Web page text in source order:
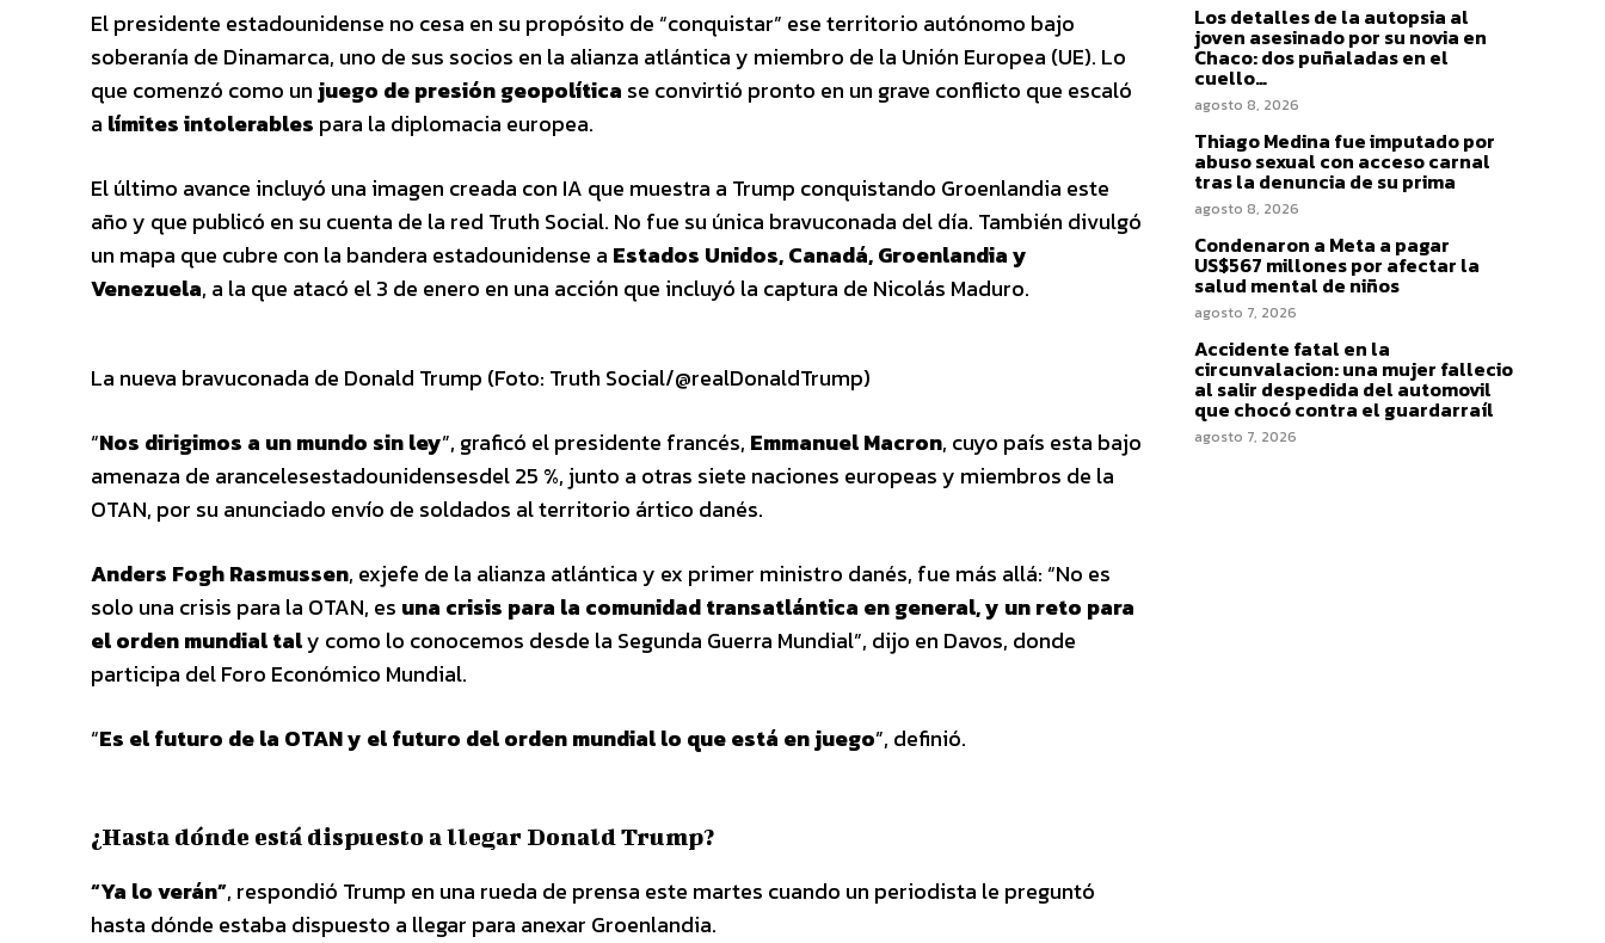
El presidente estadounidense no cesa en su propósito de “conquistar” ese territorio autónomo bajo
soberanía de Dinamarca, uno de sus socios en la alianza atlántica y miembro de la Unión Europea (UE). Lo
que comenzó como un juego de presión geopolítica se convirtió pronto en un grave conflicto que escaló
a límites intolerables para la diplomacia europea.
El último avance incluyó una imagen creada con IA que muestra a Trump conquistando Groenlandia este
año y que publicó en su cuenta de la red Truth Social. No fue su única bravuconada del día. También divulgó
un mapa que cubre con la bandera estadounidense a Estados Unidos, Canadá, Groenlandia y
Venezuela, a la que atacó el 3 de enero en una acción que incluyó la captura de Nicolás Maduro.
La nueva bravuconada de Donald Trump (Foto: Truth Social/@realDonaldTrump)
“Nos dirigimos a un mundo sin ley”, graficó el presidente francés, Emmanuel Macron, cuyo país esta bajo
amenaza de arancelesestadounidensesdel 25 %, junto a otras siete naciones europeas y miembros de la
OTAN, por su anunciado envío de soldados al territorio ártico danés.
Anders Fogh Rasmussen, exjefe de la alianza atlántica y ex primer ministro danés, fue más allá: “No es
solo una crisis para la OTAN, es una crisis para la comunidad transatlántica en general, y un reto para
el orden mundial taly como lo conocemos desde la Segunda Guerra Mundial”, dijo en Davos, donde
participa del Foro Económico Mundial.
“Es el futuro de la OTAN y el futuro del orden mundial lo que está en juego”, definió.
¿Hasta dónde está dispuesto a llegar Donald Trump?
“Ya lo verán”, respondió Trump en una rueda de prensa este martes cuando un periodista le preguntó
hasta dónde estaba dispuesto a llegar para anexar Groenlandia.
Los detalles de la autopsia al
joven asesinado por su novia en
Chaco: dos puñaladas en el
cuello…
agosto 8, 2026
Thiago Medina fue imputado por
abuso sexual con acceso carnal
tras la denuncia de su prima
agosto 8, 2026
Condenaron a Meta a pagar
US$567 millones por afectar la
salud mental de niños
agosto 7, 2026
Accidente fatal en la
circunvalacion: una mujer fallecio
al salir despedida del automovil
que chocó contra el guardarraíl
agosto 7, 2026